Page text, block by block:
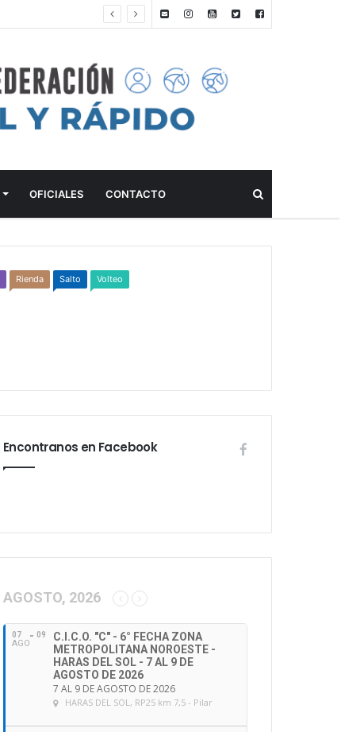
OFICIALES CONTACTO
Rienda Salto Volteo
Encontranos en Facebook
AGOSTO, 2026
07
AGO
09
C.I.C.O. "C" - 6° FECHA ZONA
METROPOLITANA NOROESTE -
HARAS DEL SOL - 7 AL 9 DE
AGOSTO DE 2026
7 AL 9 DE AGOSTO DE 2026
HARAS DEL SOL, RP25 km 7,5 - Pilar